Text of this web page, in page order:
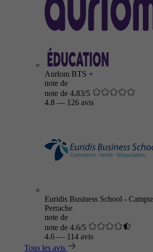
Aurlom BTS +
note de
note de 4.83/5
4.8 — 126 avis
Euridis Business School -
Perrache
note de
note de 4.6/5
4.6 — 114 avis
Tous les avis